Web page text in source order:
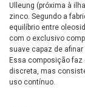
Ulleung (próxima à
zinco. Segundo a
equilíbrio entre
com o exclusivo
suave capaz de
Essa composição faz
discreta, mas
uso contínuo.